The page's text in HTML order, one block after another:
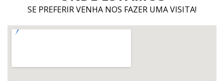
SE PREFERIR VENHA NOS FAZER UMA VISITA!